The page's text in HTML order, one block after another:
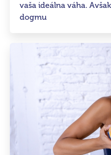
vaša ideálna váha.
dogmu